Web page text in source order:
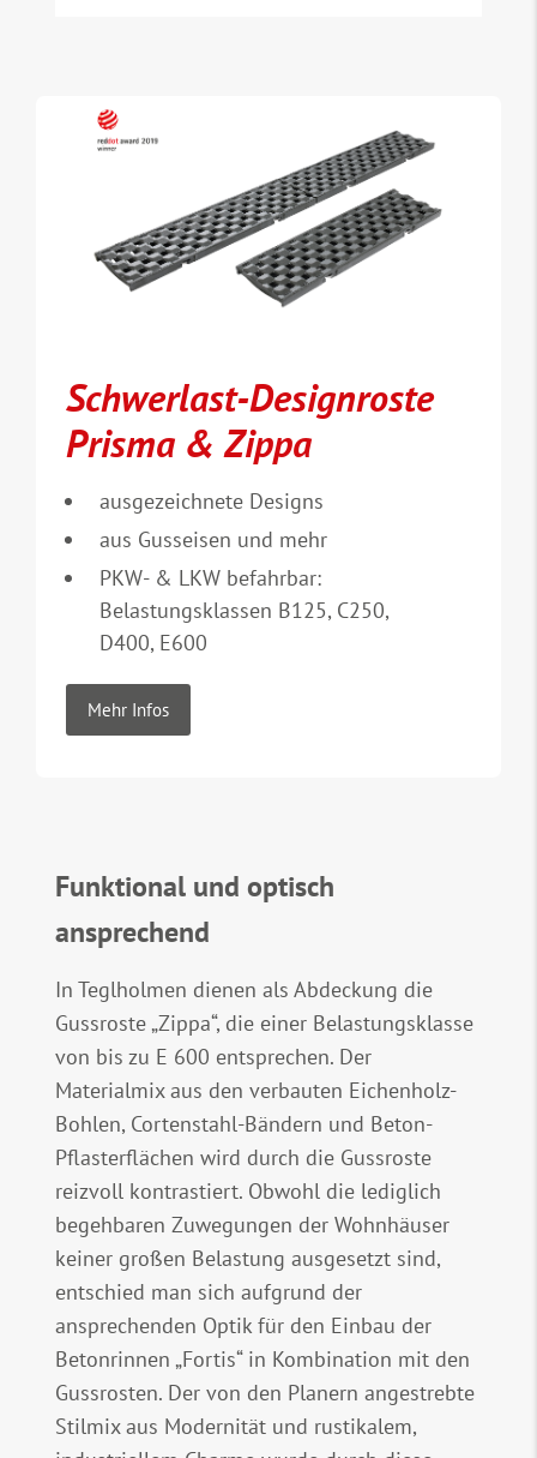
Schwerlast-Designroste
Prisma & Zippa
ausgezeichnete Designs
aus Gusseisen und mehr
PKW- & LKW befahrbar:
Belastungsklassen B125, C250,
D400, E600
Mehr Infos
Funktional und optisch
ansprechend
In Teglholmen dienen als Abdeckung die
Gussroste „Zippa“, die einer Belastungsklasse
von bis zu E 600 entsprechen. Der
Materialmix aus den verbauten Eichenholz-
Bohlen, Cortenstahl-Bändern und Beton-
Pflasterflächen wird durch die Gussroste
reizvoll kontrastiert. Obwohl die lediglich
begehbaren Zuwegungen der Wohnhäuser
keiner großen Belastung ausgesetzt sind,
entschied man sich aufgrund der
ansprechenden Optik für den Einbau der
Betonrinnen „Fortis“ in Kombination mit den
Gussrosten. Der von den Planern angestrebte
Stilmix aus Modernität und rustikalem,